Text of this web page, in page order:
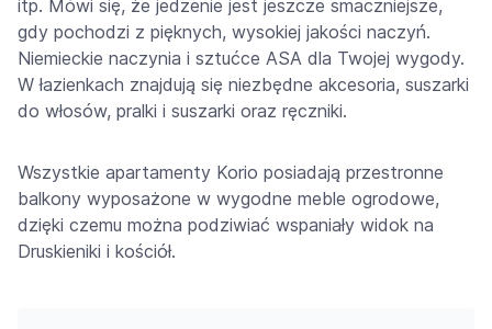
itp. Mówi się, że jedzenie jest jeszcze smaczniejsze,
gdy pochodzi z pięknych, wysokiej jakości naczyń.
Niemieckie naczynia i sztućce ASA dla Twojej wygody.
W łazienkach znajdują się niezbędne akcesoria, suszarki
do włosów, pralki i suszarki oraz ręczniki.
Wszystkie apartamenty Korio posiadają przestronne
balkony wyposażone w wygodne meble ogrodowe,
dzięki czemu można podziwiać wspaniały widok na
Druskieniki i kościół.